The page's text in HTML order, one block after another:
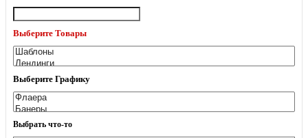
Выберите Товары
Выберите Графику
Выбрать что-то